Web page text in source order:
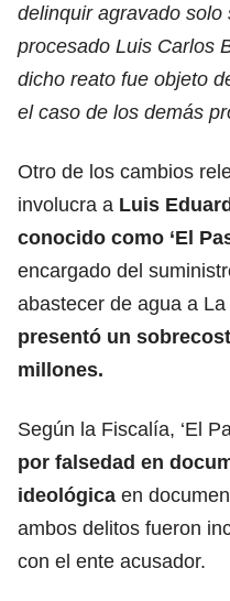
delinquir agravado
procesado Luis Carlos
dicho reato fue objeto
el caso de los demás
Otro de los cambios
involucra a Luis
conocido como ‘El
encargado del
abastecer de agua a La
presentó un
millones.
Según la Fiscalía, ‘El
por falsedad en
ideológica en
ambos delitos fueron
con el ente acusador.